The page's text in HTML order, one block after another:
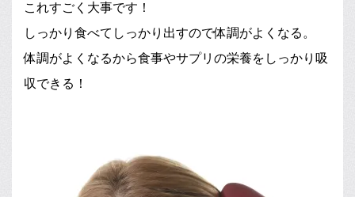
これすごく大事です！
しっかり食べてしっかり出すので体調がよくなる。
体調がよくなるから食事やサプリの栄養をしっかり吸
収できる！